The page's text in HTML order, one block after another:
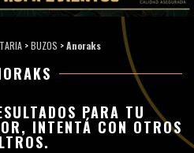
> BUZOS > Anoraks
PARA TU
INTENTÁ CON OTROS